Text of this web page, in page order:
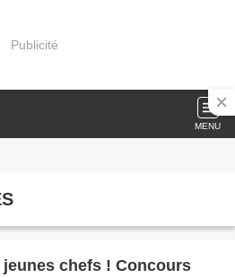
Publicité
MENU
chefs ! Concours